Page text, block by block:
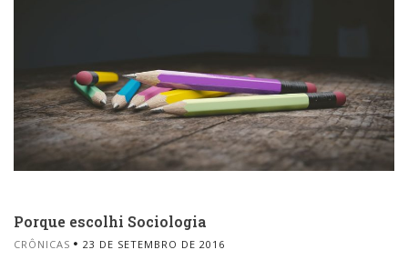
Porque escolhi Sociologia
CRÔNICAS 23 DE SETEMBRO DE 2016